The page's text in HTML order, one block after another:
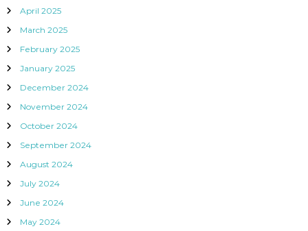
April 2025
March 2025
February 2025
January 2025
December 2024
November 2024
October 2024
September 2024
August 2024
July 2024
June 2024
May 2024